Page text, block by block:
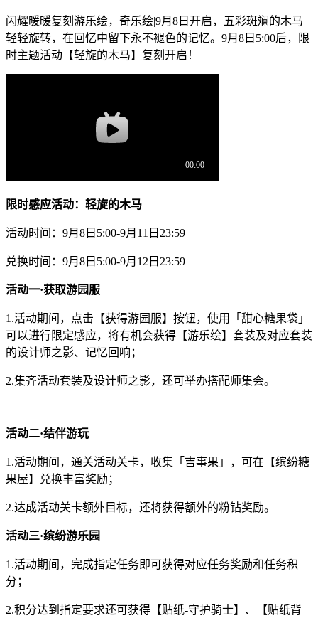
闪耀暖暖复刻游乐绘，奇乐绘|9月8日开启，五彩斑斓的木马
轻轻旋转，在回忆中留下永不褪色的记忆。9月8日5:00后，限
时主题活动【轻旋的木马】复刻开启！
限时感应活动：轻旋的木马
活动时间：9月8日5:00-9月11日23:59
兑换时间：9月8日5:00-9月12日23:59
活动一·获取游园服
1.活动期间，点击【获得游园服】按钮，使用「甜心糖果袋」
可以进行限定感应，将有机会获得【游乐绘】套装及对应套装
的设计师之影、记忆回响；
2.集齐活动套装及设计师之影，还可举办搭配师集会。
活动二·结伴游玩
1.活动期间，通关活动关卡，收集「吉事果」，可在【缤纷糖
果屋】兑换丰富奖励；
2.达成活动关卡额外目标，还将获得额外的粉钻奖励。
活动三·缤纷游乐园
1.活动期间，完成指定任务即可获得对应任务奖励和任务积
分；
2.积分达到指定要求还可获得【贴纸-守护骑士】、【贴纸背